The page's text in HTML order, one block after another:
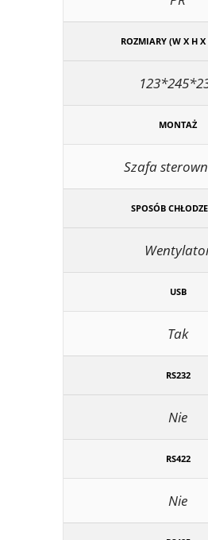
ROZMIARY (W X H
MONTAŻ
Szafa
SPOSÓB
USB
Tak
RS232
Nie
RS422
Nie